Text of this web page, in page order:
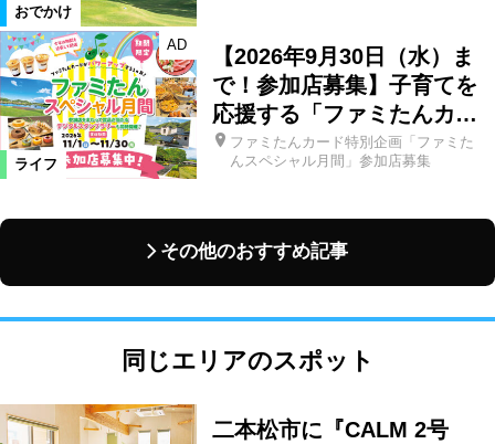
おでかけ
ライフ
AD
【2026年9月30日（水）ま
で！参加店募集】子育てを
応援する「ファミたんカ…
ファミたんカード特別企画「ファミた
んスペシャル月間」参加店募集
その他のおすすめ記事
同じエリアのスポット
二本松市に『CALM 2号